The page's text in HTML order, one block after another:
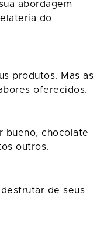
abordagem
do
produtos. Mas as
oferecidos.
bueno, chocolate
outros.
de seus